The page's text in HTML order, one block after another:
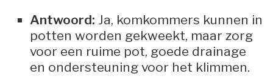
Antwoord: Ja, komkommers kunnen in
potten worden gekweekt, maar zorg
voor een ruime pot, goede drainage
en ondersteuning voor het klimmen.